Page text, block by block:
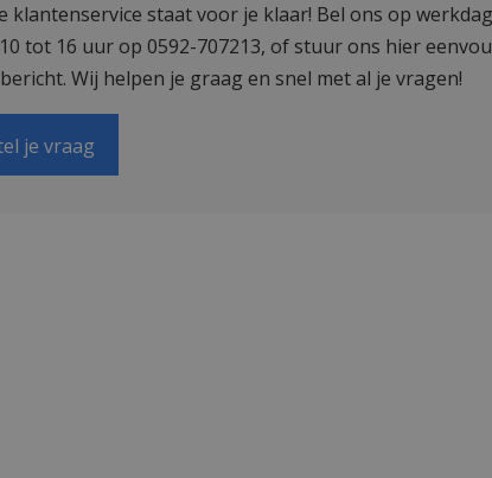
klantenservice staat voor je klaar! Bel ons op
tot 16 uur op 0592-707213, of stuur ons hier
Wij helpen je graag en snel met al je vragen!
je vraag